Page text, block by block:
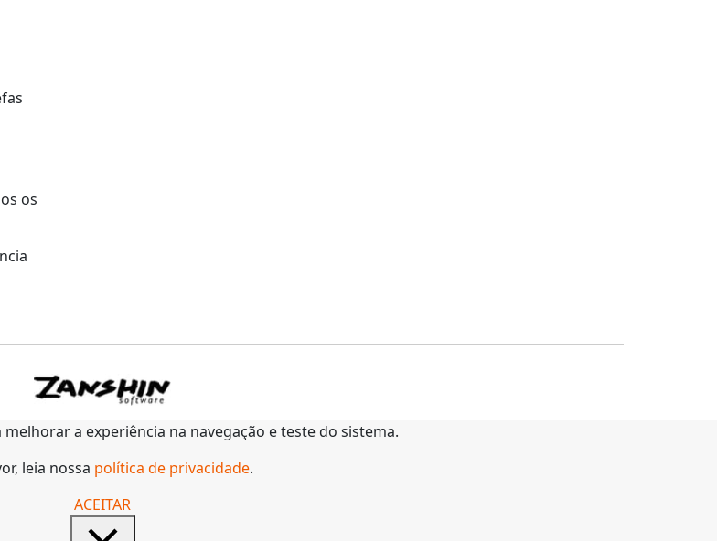
os
a experiência na navegação e teste do sistema.
leia nossa política de privacidade.
ACEITAR